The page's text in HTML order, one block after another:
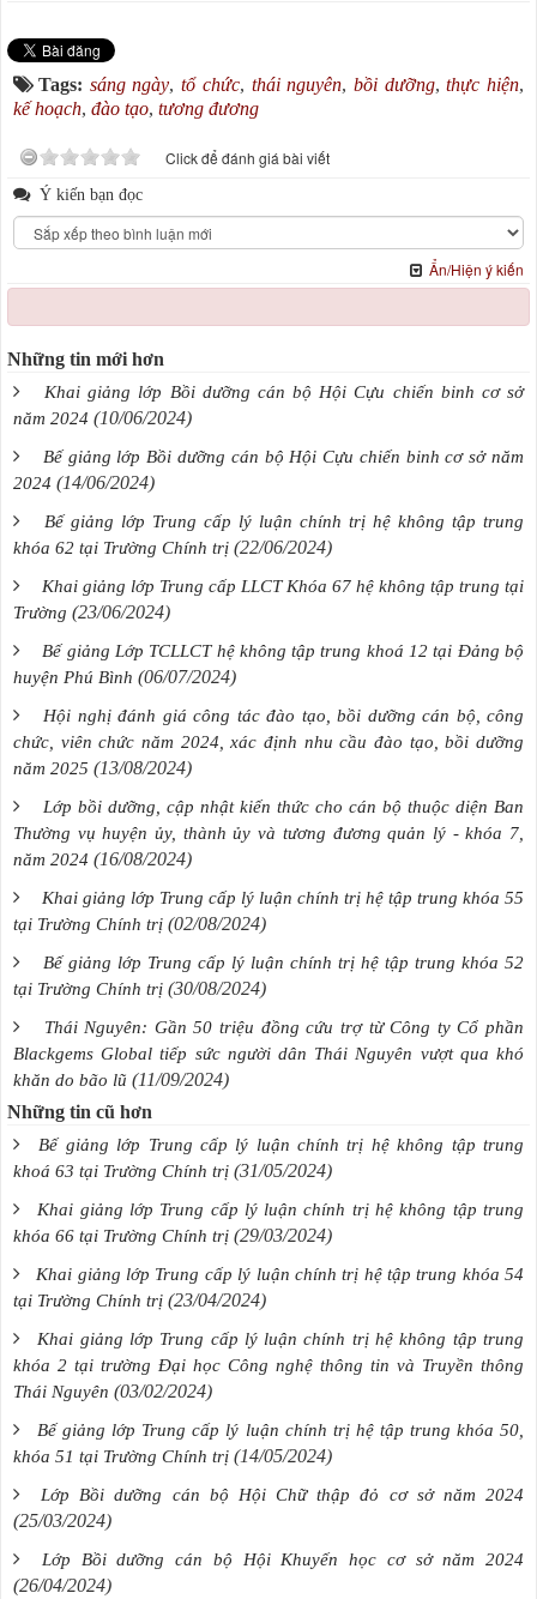
Tags: sáng ngày,tổ chức, thái nguyên, bồi dưỡng,thực hiện,
kế hoạch, đào tạo, tương đương
Click để đánh giá bài viết
Ý kiến bạn đọc
Ẩn/Hiện ý kiến
Những tin mới hơn
Khai giảng lớp Bồi dưỡng cán bộ Hội Cựu chiến binh cơ sở
năm 2024 (10/06/2024)
Bế giảng lớp Bồi dưỡng cán bộ Hội Cựu chiến binh cơ sở năm
2024 (14/06/2024)
Bế giảng lớp Trung cấp lý luận chính trị hệ không tập trung
khóa 62 tại Trường Chính trị (22/06/2024)
Khai giảng lớp Trung cấp LLCT Khóa 67 hệ không tập trung tại
Trường (23/06/2024)
Bế giảng Lớp TCLLCT hệ không tập trung khoá 12 tại Đảng bộ
huyện Phú Bình (06/07/2024)
Hội nghị đánh giá công tác đào tạo, bồi dưỡng cán bộ, công
chức, viên chức năm 2024, xác định nhu cầu đào tạo, bồi dưỡng
năm 2025 (13/08/2024)
Lớp bồi dưỡng, cập nhật kiến thức cho cán bộ thuộc diện Ban
Thường vụ huyện ủy, thành ủy và tương đương quản lý - khóa 7,
năm 2024 (16/08/2024)
Khai giảng lớp Trung cấp lý luận chính trị hệ tập trung khóa 55
tại Trường Chính trị (02/08/2024)
Bế giảng lớp Trung cấp lý luận chính trị hệ tập trung khóa 52
tại Trường Chính trị (30/08/2024)
Thái Nguyên: Gần 50 triệu đồng cứu trợ từ Công ty Cổ phần
Blackgems Global tiếp sức người dân Thái Nguyên vượt qua khó
khăn do bão lũ (11/09/2024)
Những tin cũ hơn
Bế giảng lớp Trung cấp lý luận chính trị hệ không tập trung
khoá 63 tại Trường Chính trị (31/05/2024)
Khai giảng lớp Trung cấp lý luận chính trị hệ không tập trung
khóa 66 tại Trường Chính trị (29/03/2024)
Khai giảng lớp Trung cấp lý luận chính trị hệ tập trung khóa 54
tại Trường Chính trị (23/04/2024)
Khai giảng lớp Trung cấp lý luận chính trị hệ không tập trung
khóa 2 tại trường Đại học Công nghệ thông tin và Truyền thông
Thái Nguyên (03/02/2024)
Bế giảng lớp Trung cấp lý luận chính trị hệ tập trung khóa 50,
khóa 51 tại Trường Chính trị (14/05/2024)
Lớp Bồi dưỡng cán bộ Hội Chữ thập đỏ cơ sở năm 2024
(25/03/2024)
Lớp Bồi dưỡng cán bộ Hội Khuyến học cơ sở năm 2024
(26/04/2024)